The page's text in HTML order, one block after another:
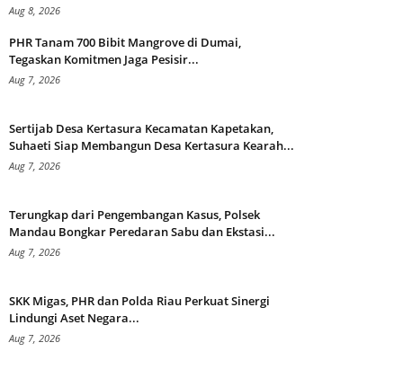
Aug 8, 2026
PHR Tanam 700 Bibit Mangrove di Dumai,
Tegaskan Komitmen Jaga Pesisir...
Aug 7, 2026
Sertijab Desa Kertasura Kecamatan Kapetakan,
Suhaeti Siap Membangun Desa Kertasura Kearah...
Aug 7, 2026
Terungkap dari Pengembangan Kasus, Polsek
Mandau Bongkar Peredaran Sabu dan Ekstasi...
Aug 7, 2026
SKK Migas, PHR dan Polda Riau Perkuat Sinergi
Lindungi Aset Negara...
Aug 7, 2026